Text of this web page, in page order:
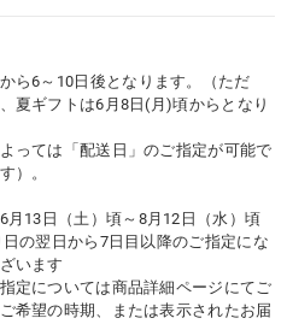
ら6～10日後となります。（ただ
夏ギフトは6月8日(月)頃からとなり
っては「配送日」のご指定が可能で
）。
13日（土）頃～8月12日（水）頃
の翌日から7日目以降のご指定にな
います
定については商品詳細ページにてご
希望の時期、または表示されたお届